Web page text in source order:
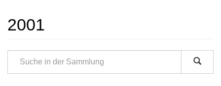
2001